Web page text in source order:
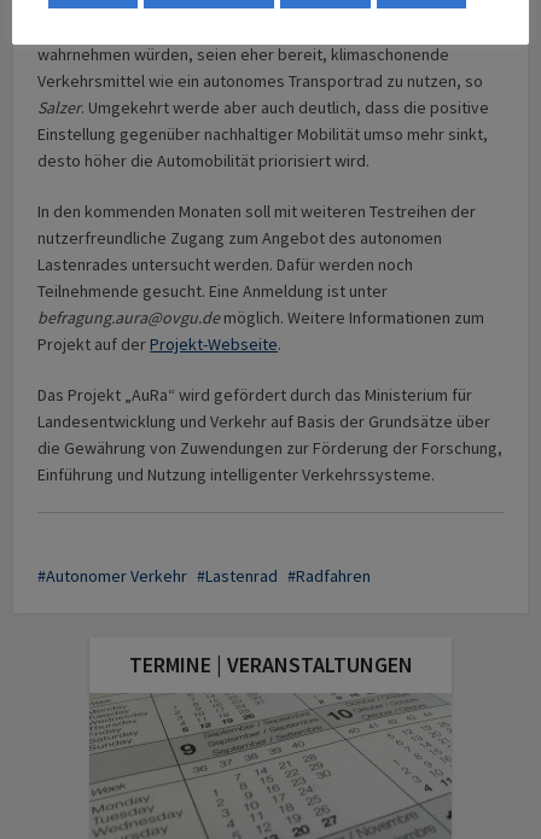
wahrnehmen würden, seien eher bereit, klimaschonende
Verkehrsmittel wie ein autonomes Transportrad zu nutzen, so
Salzer. Umgekehrt werde aber auch deutlich, dass die positive
Einstellung gegenüber nachhaltiger Mobilität umso mehr sinkt,
desto höher die Automobilität priorisiert wird.
In den kommenden Monaten soll mit weiteren Testreihen der
nutzerfreundliche Zugang zum Angebot des autonomen
Lastenrades untersucht werden. Dafür werden noch
Teilnehmende gesucht. Eine Anmeldung ist unter
befragung.aura@ovgu.demöglich. Weitere Informationen zum
Projekt auf derProjekt-Webseite.
Das Projekt „AuRa“ wird gefördert durch das Ministerium für
Landesentwicklung und Verkehr auf Basis der Grundsätze über
die Gewährung von Zuwendungen zur Förderung der Forschung,
Einführung und Nutzung intelligenter Verkehrssysteme.
Autonomer Verkehr Lastenrad Radfahren
TERMINE | VERANSTALTUNGEN